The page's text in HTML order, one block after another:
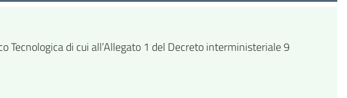
Tecnologica di cui all’Allegato 1 del Decreto interministeriale 9